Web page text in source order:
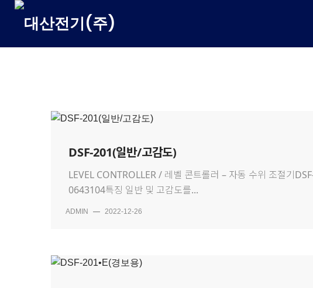
Skip
DSF-201(일반/고감도)
LEVEL CONTROLLER / 레벨 콘트롤러 – 자동 수위 조절기
0643104특징 일반 및 고감도를...
ADMIN — 2022-12-26